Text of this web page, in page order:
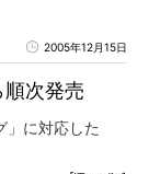
2005年12月15日
次発売
」に対応した